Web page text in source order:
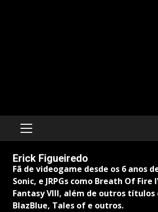
PRIMARY
Erick Figueiredo
Fã de videogame desde os 6 anos
Sonic, e JRPGs como Breath Of Fire
Fantasy VIII, além de outros títulos
BlazBlue, Tales of e outros.